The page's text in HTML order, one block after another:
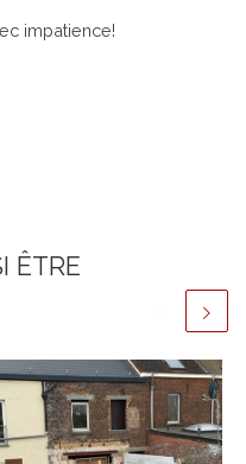
impatience!
ÊTRE